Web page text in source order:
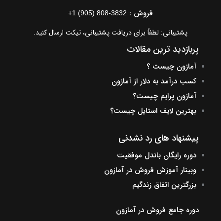
فروش : +1 (905) 808-3832
پشتیبانی: لطفاً برای دریافت پشتیبانی، تیکت ارسال کنید.
پربازدید ترین مقالات
آمازون چیست ؟
کسب درآمد به دلار از آمازون
آمازون پرایم چیست؟
بهترین لایف استایل چیست؟
پیشنهاد های رد نشدنی
دوره رایگان باندل موفقیت
وبینار آموزش فروش در آمازون
بزرگترین اتفاق زندگیم
دوره جامع فروش در آمازون